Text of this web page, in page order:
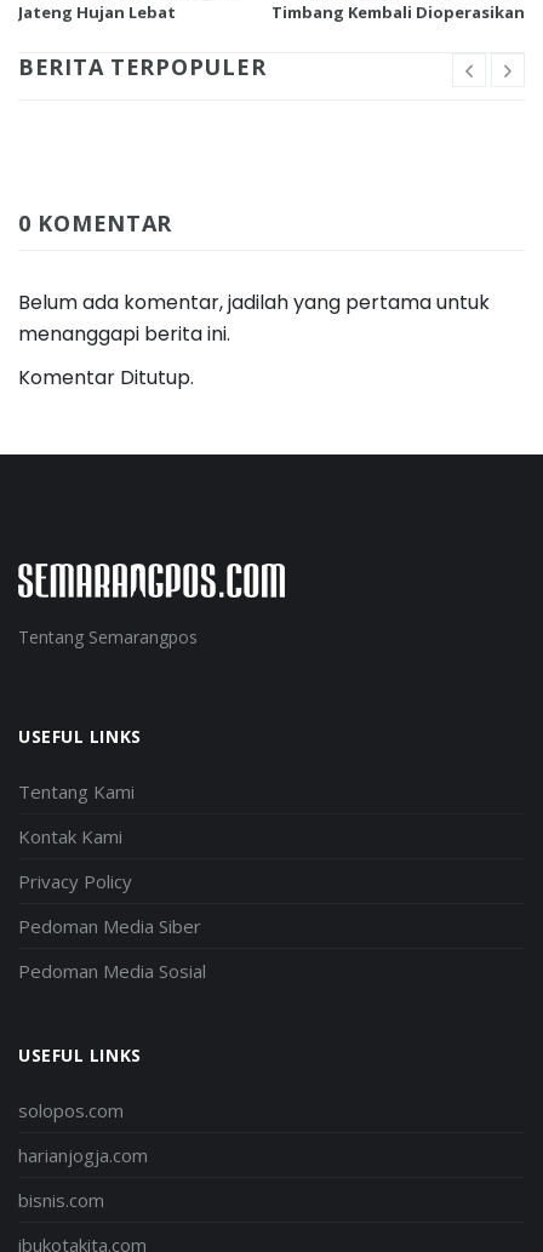
Jateng Hujan Lebat
Timbang Kembali Dioperasikan
BERITA TERPOPULER
0 KOMENTAR
Belum ada komentar, jadilah yang pertama untuk
menanggapi berita ini.
Komentar Ditutup.
Tentang Semarangpos
USEFUL LINKS
Tentang Kami
Kontak Kami
Privacy Policy
Pedoman Media Siber
Pedoman Media Sosial
USEFUL LINKS
solopos.com
harianjogja.com
bisnis.com
ibukotakita.com